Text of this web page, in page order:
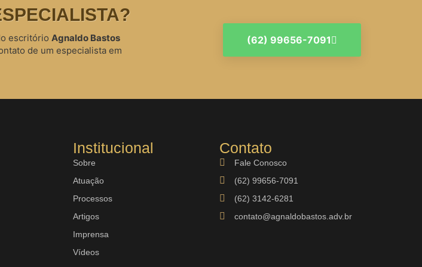
escritório Agnaldo Bastos
de um especialista em
(62) 99656-7091
Institucional
Sobre
Atuação
Processos
Artigos
Imprensa
Vídeos
Contato
Fale Conosco
(62) 99656-7091
(62) 3142-6281
contato@agnaldobastos.adv.br